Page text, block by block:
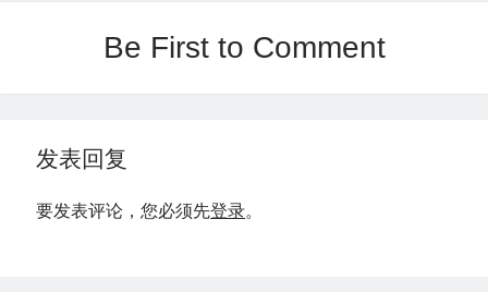
Be First to Comment
发表回复
要发表评论，您必须先登录。